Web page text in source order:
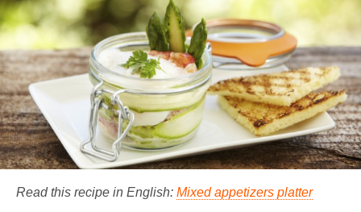
Read this recipe in English: Mixed appetizers platter